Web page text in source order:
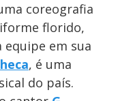
coreografia
florido,
equipe em sua
, é uma
do país.